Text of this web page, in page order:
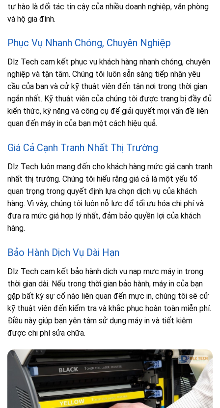
tự hào là đối tác tin cậy của nhiều doanh nghiệp, văn phòng
và hộ gia đình.
Phục Vụ Nhanh Chóng, Chuyên Nghiệp
Dlz Tech cam kết phục vụ khách hàng nhanh chóng, chuyên
nghiệp và tận tâm. Chúng tôi luôn sẵn sàng tiếp nhận yêu
cầu của bạn và cử kỹ thuật viên đến tận nơi trong thời gian
ngắn nhất. Kỹ thuật viên của chúng tôi được trang bị đầy đủ
kiến thức, kỹ năng và công cụ để giải quyết mọi vấn đề liên
quan đến máy in của bạn một cách hiệu quả.
Giá Cả Cạnh Tranh Nhất Thị Trường
Dlz Tech luôn mang đến cho khách hàng mức giá cạnh tranh
nhất thị trường. Chúng tôi hiểu rằng giá cả là một yếu tố
quan trọng trong quyết định lựa chọn dịch vụ của khách
hàng. Vì vậy, chúng tôi luôn nỗ lực để tối ưu hóa chi phí và
đưa ra mức giá hợp lý nhất, đảm bảo quyền lợi của khách
hàng.
Bảo Hành Dịch Vụ Dài Hạn
Dlz Tech cam kết bảo hành dịch vụ nạp mực máy in trong
thời gian dài. Nếu trong thời gian bảo hành, máy in của bạn
gặp bất kỳ sự cố nào liên quan đến mực in, chúng tôi sẽ cử
kỹ thuật viên đến kiểm tra và khắc phục hoàn toàn miễn phí.
Điều này giúp bạn yên tâm sử dụng máy in và tiết kiệm
được chi phí sửa chữa.